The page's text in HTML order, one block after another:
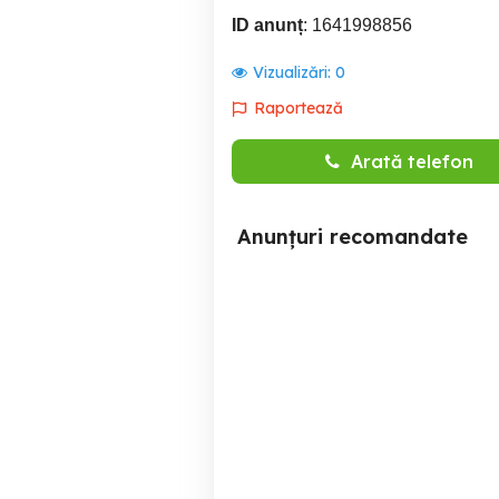
ID anunț: 1641998856
Vizualizări: 0
Raportează
Arată telefon
Anunțuri recomandate